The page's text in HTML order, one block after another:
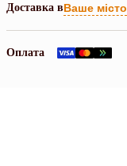
Доставка вВаше місто
Оплата